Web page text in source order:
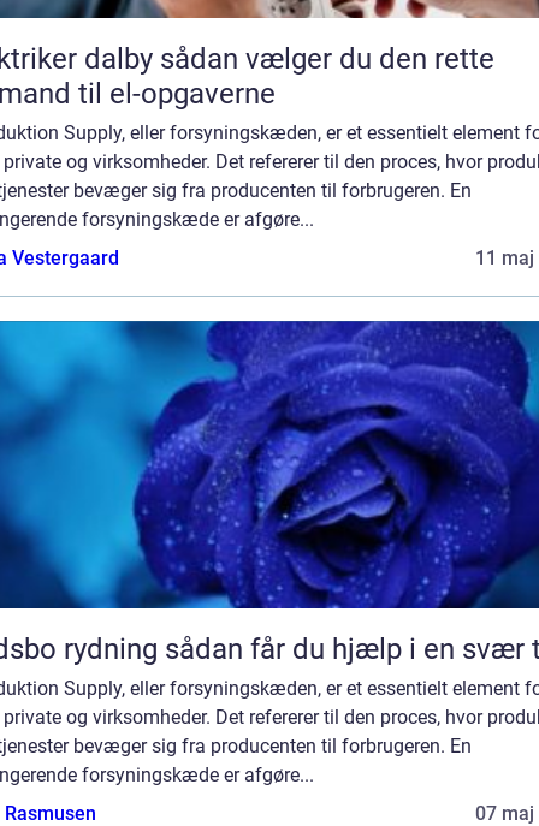
sådan vælger du den rette
til el-opgaverne
Supply, eller forsyningskæden, er et essentielt element
og virksomheder. Det refererer til den proces, hvor
bevæger sig fra producenten til forbrugeren. En
forsyningskæde er afgøre...
Vestergaard
11 maj
Dødsbo rydning sådan får du hjælp i en
Supply, eller forsyningskæden, er et essentielt element
og virksomheder. Det refererer til den proces, hvor
bevæger sig fra producenten til forbrugeren. En
forsyningskæde er afgøre...
07 maj